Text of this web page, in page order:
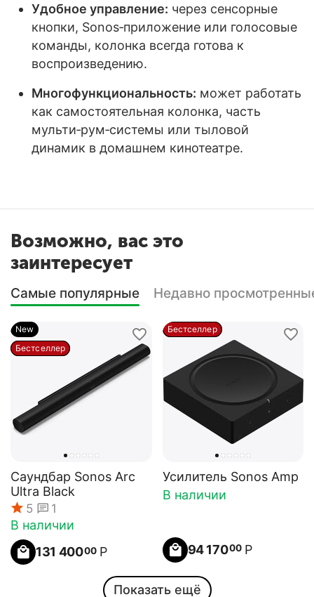
Удобное управление: через сенсорные
кнопки, Sonos‑приложение или голосовые
команды, колонка всегда готова к
воспроизведению.
Многофункциональность: может работать
как самостоятельная колонка, часть
мульти‑рум‑системы или тыловой
динамик в домашнем кинотеатре.
Возможно, вас это
заинтересует
Самые популярные Недавно
New
Бестселлер
Саундбар Sonos Arc
Ultra Black
5 1
В наличии
131 40000 Р
Бестселлер
Усилитель Sonos Amp
В наличии
94 17000 Р
Бестселлер
Показать ещё